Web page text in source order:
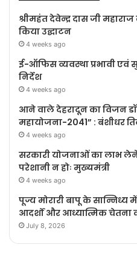
श्रीमहंत देवेन्द्र दास जी
किया उद्घाटन
4 weeks ago
ई-ऑफिस व्यवस्था प्रभावी
निर्देश
4 weeks ago
आने वाले देहरादून का विजन
महायोजना-2041” : बंशीधर
4 weeks ago
सरकारी योजनाओं का लाभ लेने
परेशानी न होः मुख्यमंत्री
4 weeks ago
पूज्य मोरारी बापू के सान्निध्य
आदर्शों और आध्यात्मिक चेतना
July 8, 2026